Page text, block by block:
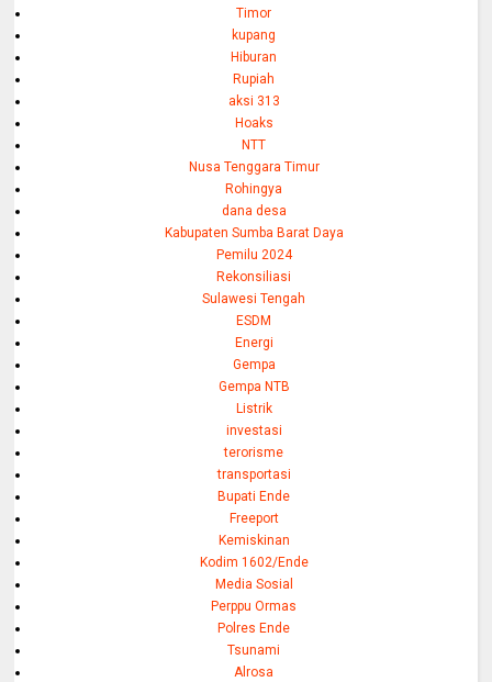
Timor
kupang
Hiburan
Rupiah
aksi 313
Hoaks
NTT
Nusa Tenggara Timur
Rohingya
dana desa
Kabupaten Sumba Barat Daya
Pemilu 2024
Rekonsiliasi
Sulawesi Tengah
ESDM
Energi
Gempa
Gempa NTB
Listrik
investasi
terorisme
transportasi
Bupati Ende
Freeport
Kemiskinan
Kodim 1602/Ende
Media Sosial
Perppu Ormas
Polres Ende
Tsunami
Alrosa